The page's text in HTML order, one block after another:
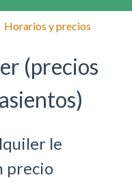
Horarios y precios
(precios
le
precio